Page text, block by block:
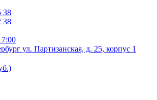
38
38
ул. Партизанская, д. 25, корпус 1